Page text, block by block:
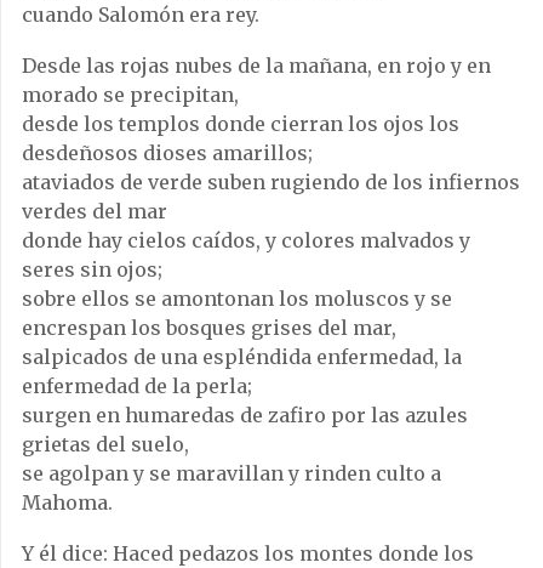
cuando Salomón era rey.
Desde las rojas nubes de la mañana, en rojo y en
morado se precipitan,
desde los templos donde cierran los ojos los
desdeñosos dioses amarillos;
ataviados de verde suben rugiendo de los infiernos
verdes del mar
donde hay cielos caídos, y colores malvados y
seres sin ojos;
sobre ellos se amontonan los moluscos y se
encrespan los bosques grises del mar,
salpicados de una espléndida enfermedad, la
enfermedad de la perla;
surgen en humaredas de zafiro por las azules
grietas del suelo,
se agolpan y se maravillan y rinden culto a
Mahoma.
Y él dice: Haced pedazos los montes donde los